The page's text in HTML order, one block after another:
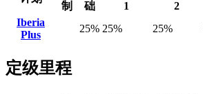
制 础 1 2
Iberia
Plus
25% 25% 25%
定级里程